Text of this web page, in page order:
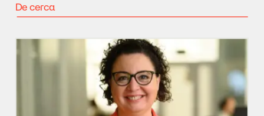
De cerca